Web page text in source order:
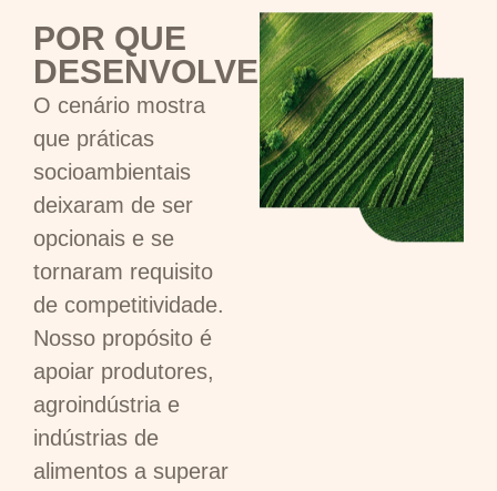
POR QUE
DESENVOLVER
O cenário mostra
que práticas
socioambientais
deixaram de ser
opcionais e se
tornaram requisito
de competitividade.
Nosso propósito é
apoiar produtores,
agroindústria e
indústrias de
alimentos a superar